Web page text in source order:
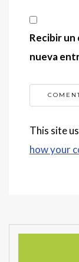
Recibir
nueva
This site
how your